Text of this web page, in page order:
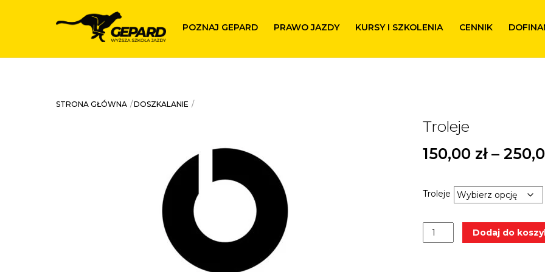
POZNAJ GEPARD PRAWO JAZDY KURSY I SZKOLENIA CENNIK
STRONA GŁÓWNA DOSZKALANIE
Troleje
150,00 zł –
Troleje
ilość
Troleje
Dodaj do